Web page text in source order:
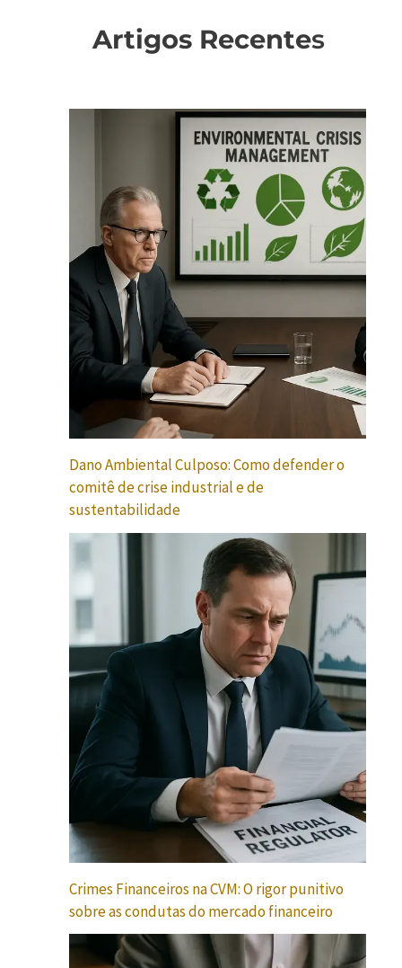
Artigos Recentes
Dano Ambiental Culposo: Como defender o
comitê de crise industrial e de
sustentabilidade
Crimes Financeiros na CVM: O rigor punitivo
sobre as condutas do mercado financeiro